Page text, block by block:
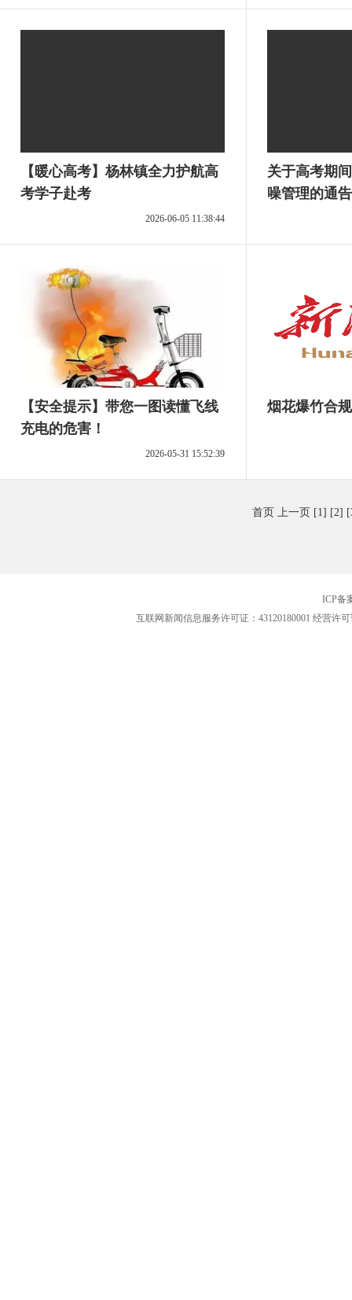
【暖心高考】杨林镇全力护航高
考学子赴考
2026-06-05 11:38:44
关于高考期
噪管理的通告
【安全提示】带您一图读懂飞线
充电的危害！
2026-05-31 15:52:39
烟花爆竹合
首页 上一页 [1] [2]
ICP备
互联网新闻信息服务许可证：43120180001 经营许可